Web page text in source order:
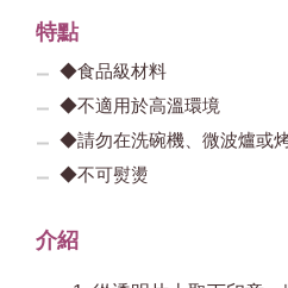
特點
◆食品級材料
◆不適用於高溫環境
◆請勿在洗碗機、微波爐或
◆不可熨燙
介紹